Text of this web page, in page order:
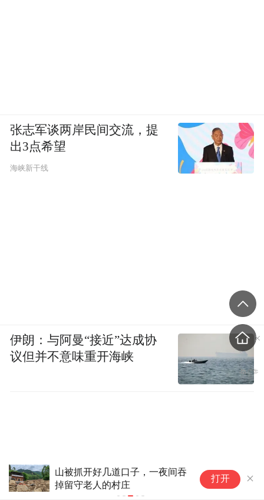
洗车时多看一眼救下55人，这
起成功避险案例被通报表扬
打开
张志军谈两岸民间交流，提
出3点希望
海峡新干线
伊朗：与阿曼“接近”达成协
议但并不意味重开海峡